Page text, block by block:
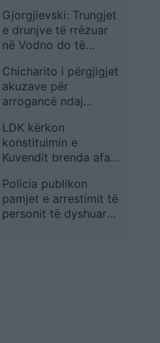
Gjorgjievski: Trungjet
e drunjve të rrëzuar
në Vodno do të
motorik
Chicharito i përgjigjet
akuzave për
arrogancë ndaj
deklaratë të fortë
LDK kërkon
konstituimin e
Kuvendit brenda afatit
Kushtetuesja
Policia publikon
pamjet e arrestimit të
personit të dyshuar